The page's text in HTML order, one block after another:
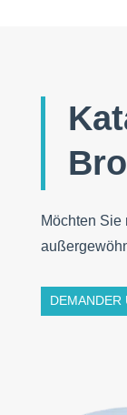
Möchten Sie
DEMANDER